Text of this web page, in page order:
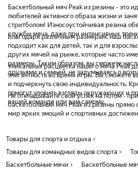
Баскетбольный мяч Peak из резины - это
любителей активного образа жизни и
стритболом! Износоустойчивая резина
службы мяча, даже при интенсивных
Благодаря различным размерам, наш
подходит как для детей, так и для
других мячей на рынке, которые часто
размеры. Таким образом, вы сможете
друзьями и семьей, не задумываясь о
Уникальная расцветка нашего мяча Peak
элегантность во время игры. Вы сможете
и подчеркнуть свою индивидуальность.
помогут уловить взгляды окружающих и
вашей команде или вам самому.
Не откладывайте свой успех на потом -
баскетбольный мяч Peak из резины прямо
мир ярких эмоций и спортивных
Товары для спорта и отдыха
Товары для командных видов спорта
Баскетбольные мячи
Баскетбольные